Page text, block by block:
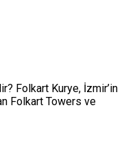
Folkart Kurye, İzmir’in
Folkart Towers ve